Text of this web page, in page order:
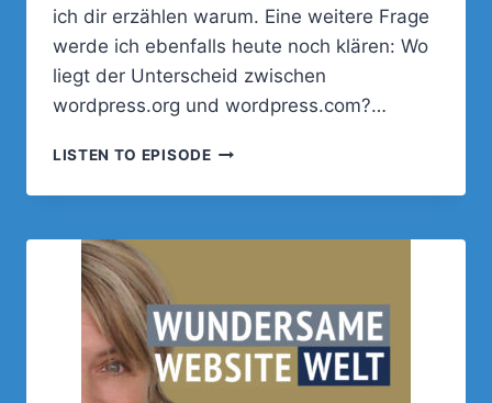
ich dir erzählen warum. Eine weitere Frage
werde ich ebenfalls heute noch klären: Wo
liegt der Unterscheid zwischen
wordpress.org und wordpress.com?…
LISTEN TO EPISODEWORDPRESS.ORG
WORDPRESS.COM
DIE
MEINE
EMPFEHLUNG